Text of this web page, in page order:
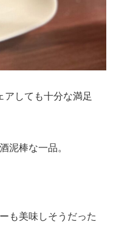
アしても十分な満足
泥棒な一品。
も美味しそうだった